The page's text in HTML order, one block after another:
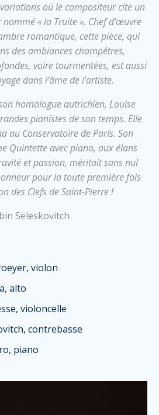
où le compositeur cite un
« la Truite ». Chef d’œuvre
romantique, cette pièce, qui
des ambiances champêtres,
voire tourmentées, est aussi
dans l’âme de l’artiste.
homologue autrichien, Louise
pianistes de son temps. Elle
au Conservatoire de Paris. Son
Quintette avec piano, aux élans
et passion, méritait sans nul
pour la toute première fois
des Clefs de Saint-Pierre !
Seleskovitch
violon
alto
violoncelle
contrebasse
piano